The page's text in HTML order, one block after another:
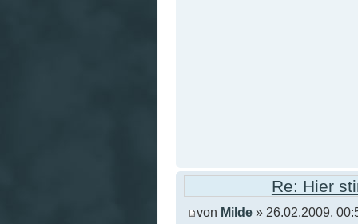
Re: Hier
von Milde » 26.02.2009,